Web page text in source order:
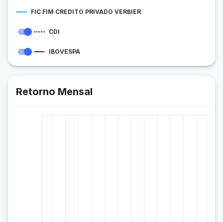
FIC FIM CREDITO PRIVADO VERBIER
CDI
IBOVESPA
Retorno Mensal